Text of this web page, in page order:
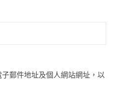
郵件地址及個人網站網址，以